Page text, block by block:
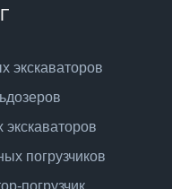
экскаваторов
погрузчиков